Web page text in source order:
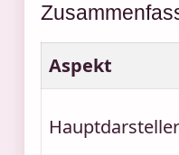
Aspekt
Hauptdarsteller